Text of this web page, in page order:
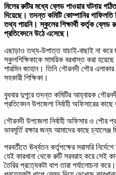
মিলের রুটির মধ্যে ব্লেড পাওয়ার ঘটনায়
দিয়েছে। তদন্ত কমিটি কোম্পানির
তথ্য পায়নি। স্কুলের শিক্ষার্থী কর্তৃক ব্লেড
প্রতিবেদনে উঠে এসেছে।
এছাড়াও তথ্য-উপাত্ত যাচাই-বাছাই না
স্কুলশিক্ষিকাকে সাময়িক বরখাস্ত করা
শারমিন জাহান। তিনি গৌরনদী পৌর এলাকার
সহকারী শিক্ষিকা।
বুধবার দুপুরে তদন্ত কমিটির আহ্বায়ক
প্রতিবেদন উপজেলা নির্বাহী অফিসারের
গৌরনদী উপজেলা নির্বাহী অফিসার ও পৌর
ভাবমূর্তি রক্ষার জন্য আমাদের কাছে
পরবর্তীতে ঊর্ধ্বতন কর্তৃপক্ষের সরাসরি
যেই কারখানা থেকে রুটি সরবরাহ করে সেই
তৈরির প্রত্যেকটা ধাপ তারা পর্যালোচনা